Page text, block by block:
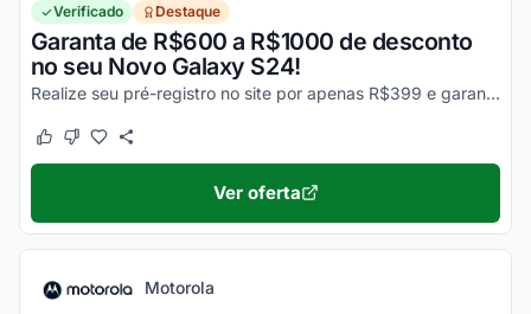
Verificado Destaque
Garanta de R$600 a R$1000 de desconto
no seu Novo Galaxy S24!
Realize seu pré-registro no site por apenas R$399 e garanta esse desconto imperdível na sua compra!
Este cupom funcionou
Este cupom não funcionou
Ver oferta
Motorola